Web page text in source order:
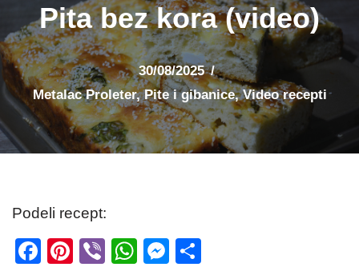
Pita bez kora (video)
30/08/2025
Metalac Proleter,Pite i gibanice,Video recepti
Podeli recept:
F
Pi
Vi
W
M